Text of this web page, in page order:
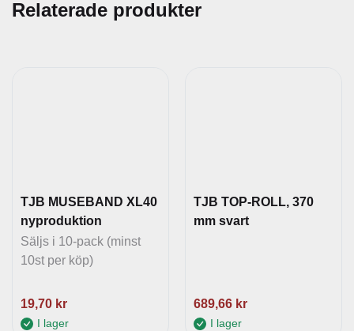
d
Relaterade produkter
TJB MUSEBAND XL40
nyproduktion
Säljs i 10-pack (minst
10st per köp)
19,70 kr
I lager
TJB TOP-ROLL, 370
mm svart
689,66 kr
I lager